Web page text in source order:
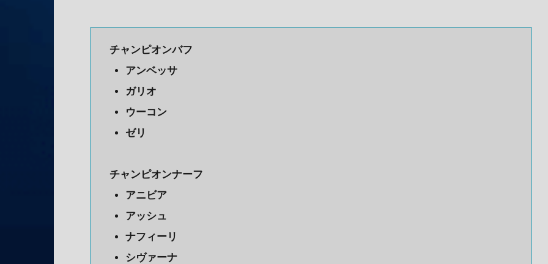
チャンピオンバフ
アンベッサ
ガリオ
ウーコン
ゼリ
チャンピオンナーフ
アニビア
アッシュ
ナフィーリ
シヴァーナ